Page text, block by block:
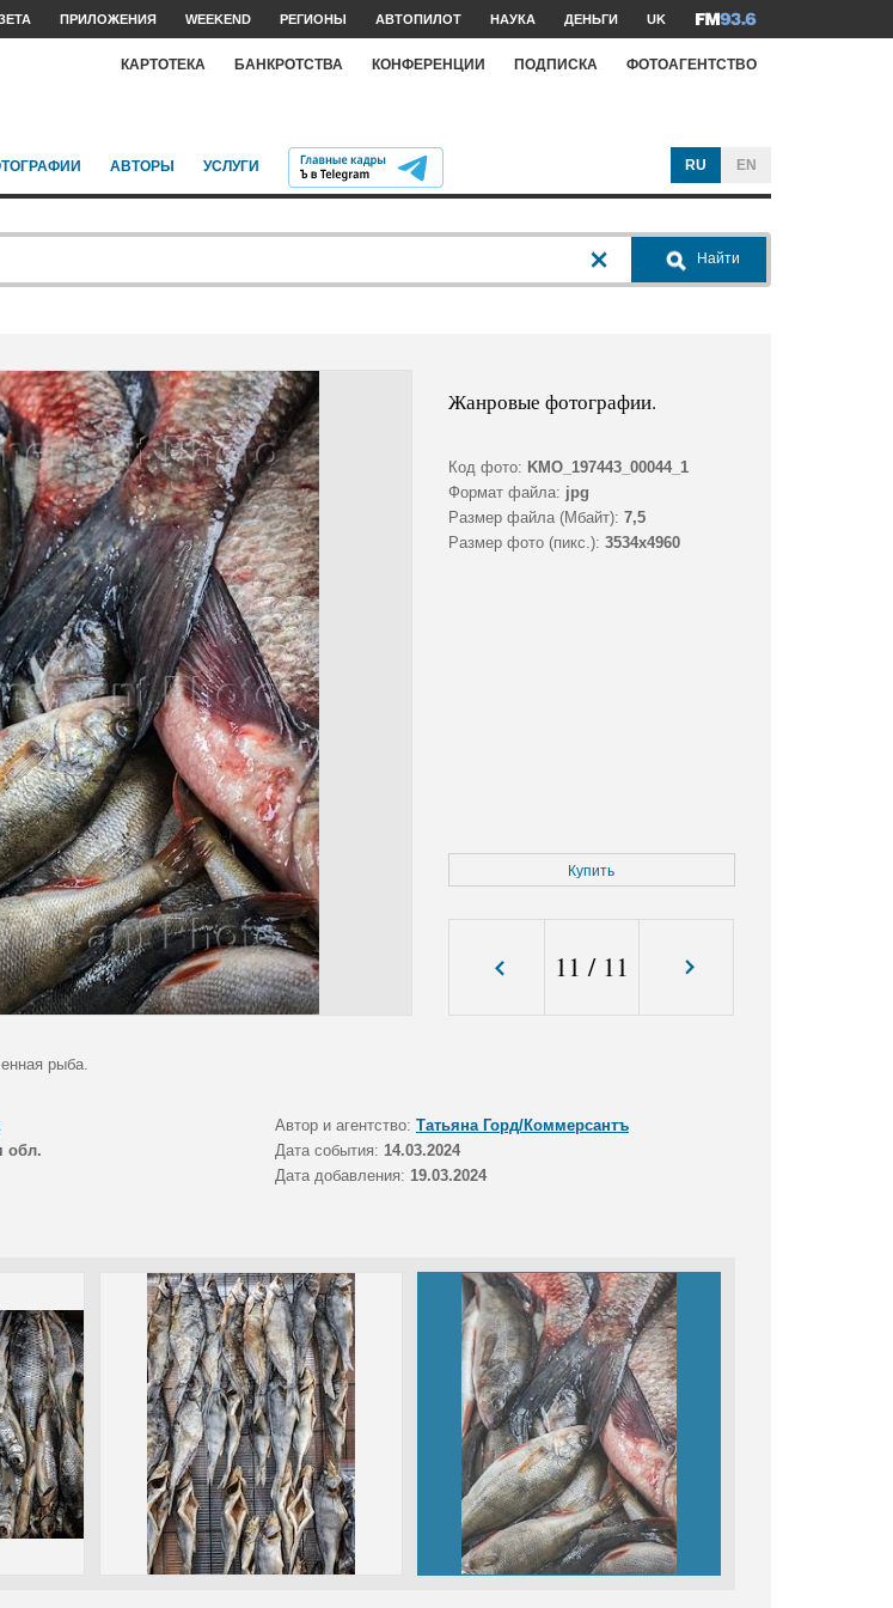
ПРИЛОЖЕНИЯ WEEKEND РЕГИОНЫ АВТОПИЛОТ НАУКА ДЕНЬГИ UK
КАРТОТЕКА БАНКРОТСТВА КОНФЕРЕНЦИИ ПОДПИСКА ФОТОАГЕНТСТВО
АВТОРЫ УСЛУГИ RU EN
Найти
Жанровые фотографии.
Код фото: KMO_197443_00044_1
Формат файла: jpg
Размер файла (Мбайт): 7,5
Размер фото (пикс.): 3534x4960
Купить
11 / 11
рыба.
Автор и агентство: Татьяна Горд/Коммерсантъ
обл. Дата события: 14.03.2024
Дата добавления: 19.03.2024